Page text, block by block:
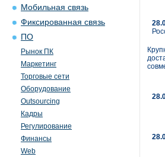
Мобильная связь
Фиксированная связь
ПО
Рынок ПК
Маркетинг
Торговые сети
Оборудование
Outsourcing
Кадры
Регулирование
Финансы
Web